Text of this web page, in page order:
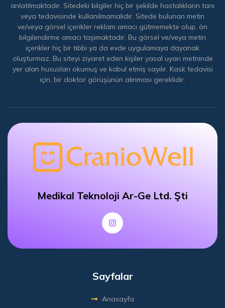
anlatılmaktadır. Sitedeki bilgiler hiç bir şekilde hastalıkların tanı
veya tedavisinde kullanılmamalıdır. Sitede bulunan metin
ve/veya görsel içerikler reklam amacı gütmemekte olup, ön
bilgilendirme amacı taşımaktadır. Bu görsel ve/veya metin
içerikler hiç bir tıbbi ya da evde uygulamaya dayanak
oluşturmaz. Bu siteyi ziyaret eden kişiler yasal uyarı metninde
yer alan hususları okumuş ve kabul etmiş sayılır. Kask tedavisi
için, bir doktor görüşünün alınması gereklidir.
Medikal Teknoloji Ar-Ge Ltd. Şti
Sayfalar
Anasayfa